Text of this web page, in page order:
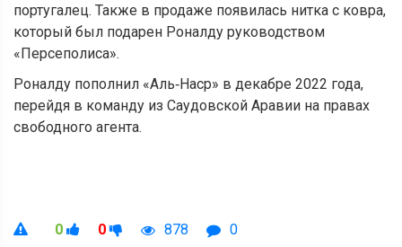
португалец. Также в продаже появилась нитка с ковра,
который был подарен Роналду руководством
«Персеполиса».
Роналду пополнил «Аль‑Наср» в декабре 2022 года,
перейдя в команду из Саудовской Аравии на правах
свободного агента.
0 0 878 0